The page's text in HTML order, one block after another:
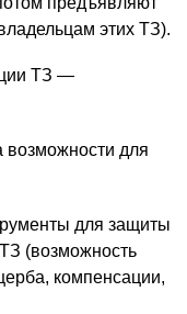
этих ТЗ).
ТЗ —
возможности для
для защиты
(возможность
компенсации,